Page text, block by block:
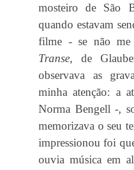
mosteiro de São
quando estavam
filme - se não me
Transe, de
observava as
minha atenção: a
Norma Bengell -,
memorizava o seu
impressionou foi
ouvia música em